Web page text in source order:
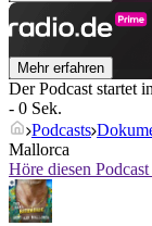
Mehr erfahren
Der Podcast startet in
- 0 Sek.
Podcasts
Mallorca
Höre diesen